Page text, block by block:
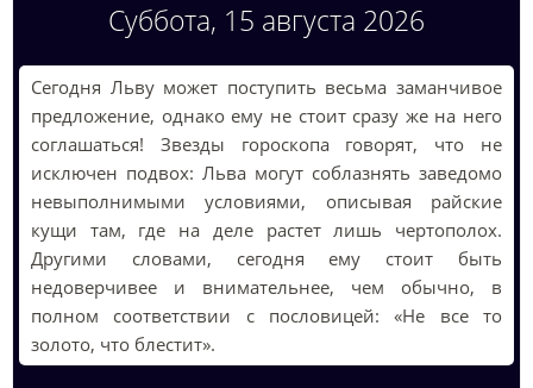
Суббота, 15 августа 2026
Сегодня Льву может поступить весьма заманчивое
предложение, однако ему не стоит сразу же на него
соглашаться! Звезды гороскопа говорят, что не
исключен подвох: Льва могут соблазнять заведомо
невыполнимыми условиями, описывая райские
кущи там, где на деле растет лишь чертополох.
Другими словами, сегодня ему стоит быть
недоверчивее и внимательнее, чем обычно, в
полном соответствии с пословицей: «Не все то
золото, что блестит».